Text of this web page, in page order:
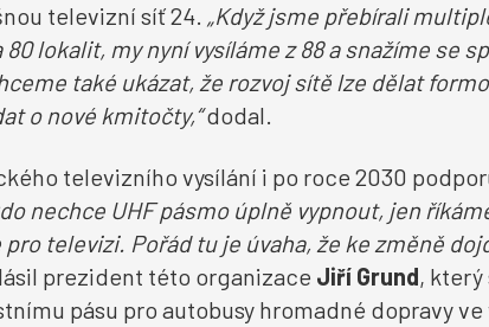
televizní síť 24. „Když jsme přebírali
lokalit, my nyní vysíláme z 88 a snažíme se
také ukázat, že rozvoj sítě lze dělat
o nové kmitočty,“dodal.
televizního vysílání i po roce 2030
nechce UHF pásmo úplně vypnout, jen
televizi. Pořád tu je úvaha, že ke změně
prezident této organizace Jiří Grund,
pásu pro autobusy hromadné dopravy